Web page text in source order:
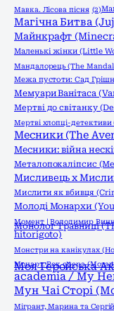
Мавка. Лісова пісня (2)
Магічна Битва
Майнкрафт
Маленькі жінки (Little
Мандалорець (The
Межа пустоти: Сад
Мемуари Ванітаса
Мертві до світанку
Мертві хлопці-детективи
Месники (The
Месники: війна
Металопокаліпсис
Мисливець х
Мислити як вбивця
Молоді Монархи
Момент | Володимир
Монолог Травниці
hitorigoto)
Монстри на канікулах
Моцарт. Рок опера
Моя Геройська
academia / My
Мун Чаі Сторі
Мігрант, Марина та